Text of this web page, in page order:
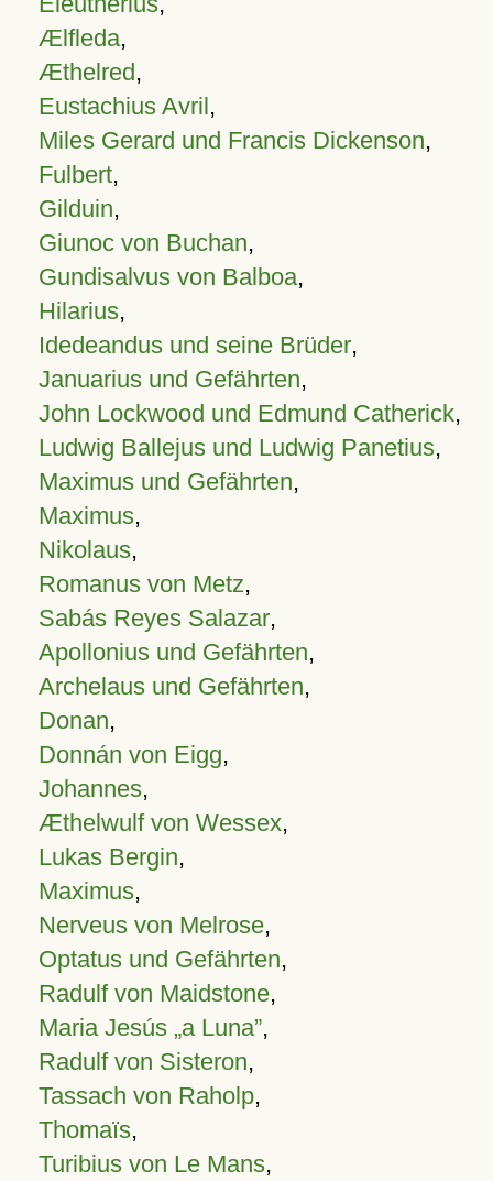
Ælfleda,
Æthelred,
Eustachius Avril,
Miles Gerard und Francis Dickenson,
Fulbert,
Gilduin,
Giunoc von Buchan,
Gundisalvus von Balboa,
Hilarius,
Idedeandus und seine Brüder,
Januarius und Gefährten,
John Lockwood und Edmund Catherick,
Ludwig Ballejus und Ludwig Panetius,
Maximus und Gefährten,
Maximus,
Nikolaus,
Romanus von Metz,
Sabás Reyes Salazar,
Apollonius und Gefährten,
Archelaus und Gefährten,
Donan,
Donnán von Eigg,
Johannes,
Æthelwulf von Wessex,
Lukas Bergin,
Maximus,
Nerveus von Melrose,
Optatus und Gefährten,
Radulf von Maidstone,
Maria Jesús „a Luna”,
Radulf von Sisteron,
Tassach von Raholp,
Thomaïs,
Turibius von Le Mans,